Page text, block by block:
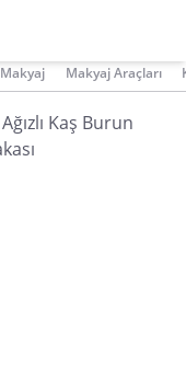
Makyaj Makyaj Araçları